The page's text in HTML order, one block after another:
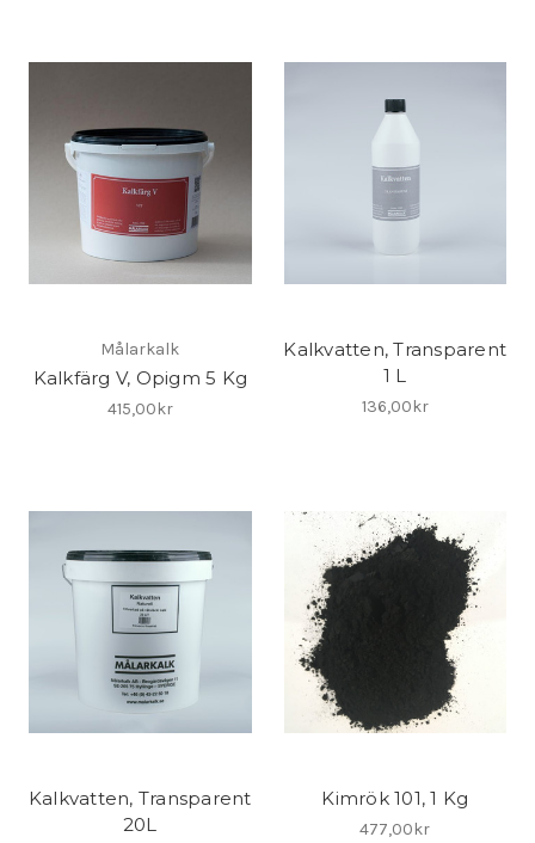
Målarkalk
Kalkfärg V, Opigm 5 Kg
415,00kr
Kalkvatten, Transparent
1 L
136,00kr
Kalkvatten, Transparent
20L
Kimrök 101, 1 Kg
477,00kr